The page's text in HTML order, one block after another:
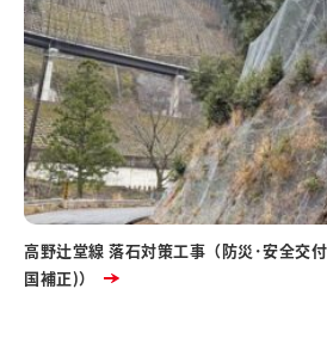
高野辻堂線 落石対策工事（防災･安全交
国補正)）